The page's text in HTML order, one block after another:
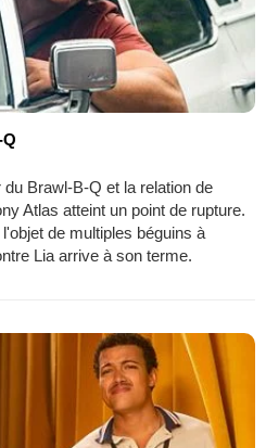
Brawl-B-Q et la relation de
Atlas atteint un point de rupture.
de multiples béguins à
Lia arrive à son terme.